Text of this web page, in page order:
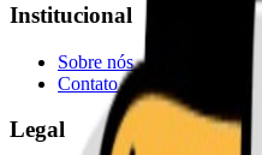
Institucional
Sobre nós
Contato
Legal